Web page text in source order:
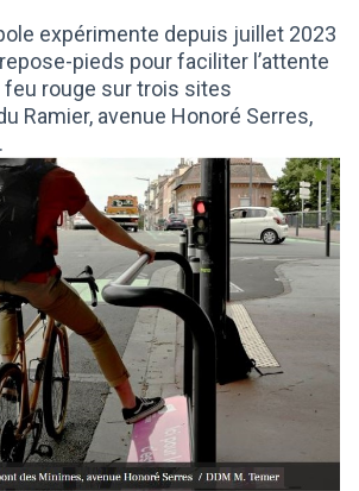
expérimente depuis juillet 2023
pieds pour faciliter l’attente
rouge sur trois sites
Ramier, avenue Honoré Serres,